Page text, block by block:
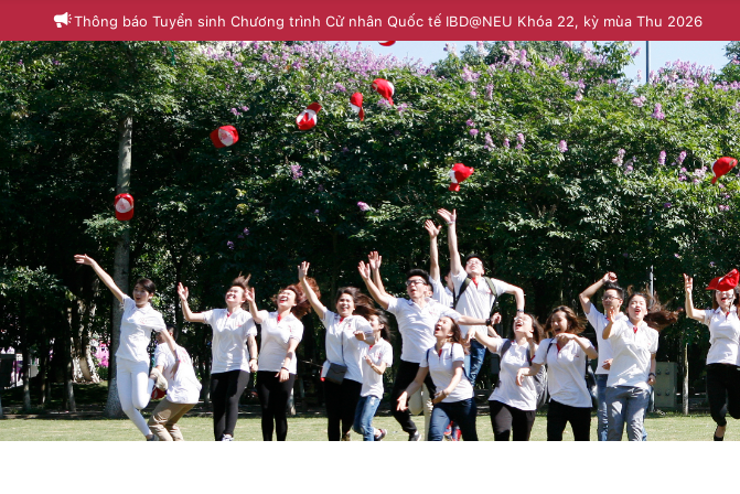
Thông báo Tuyển sinh Chương trình Cử nhân Quốc tế IBD@NEU Khóa 22, kỳ mùa Thu 2026